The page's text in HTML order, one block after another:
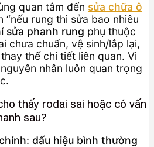
quan tâm đến sửa chữa ô
“nếu rung thì sửa bao nhiêu
sửa phanh rung phụ thuộc
chưa chuẩn, vệ sinh/lắp lại,
thế chi tiết liên quan. Vì
nhân luôn quan trọng
thấy rodai sai hoặc có vấn
sau?
dấu hiệu bình thường